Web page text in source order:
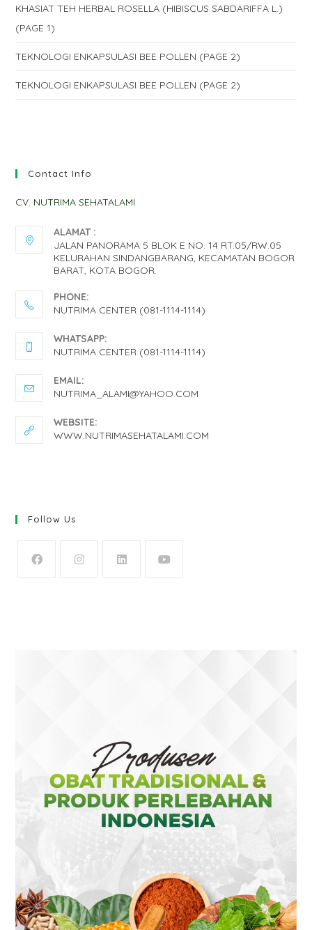
KHASIAT TEH HERBAL ROSELLA (HIBISCUS SABDARIFFA L.)
(PAGE 1)
TEKNOLOGI ENKAPSULASI BEE POLLEN (PAGE 2)
TEKNOLOGI ENKAPSULASI BEE POLLEN (PAGE 2)
Contact Info
CV. NUTRIMA SEHATALAMI
ALAMAT :
JALAN PANORAMA 5 BLOK E NO. 14 RT.05/RW.05
KELURAHAN SINDANGBARANG, KECAMATAN BOGOR
BARAT, KOTA BOGOR.
PHONE:
NUTRIMA CENTER (081-1114-1114)
IN
APPLICATION
WHATSAPP:
NUTRIMA CENTER (081-1114-1114)
IN
APPLICATION
EMAIL:
NUTRIMA_ALAMI@YAHOO.COM
APPLICATION
WEBSITE:
WWW.NUTRIMASEHATALAMI.COM
Follow Us